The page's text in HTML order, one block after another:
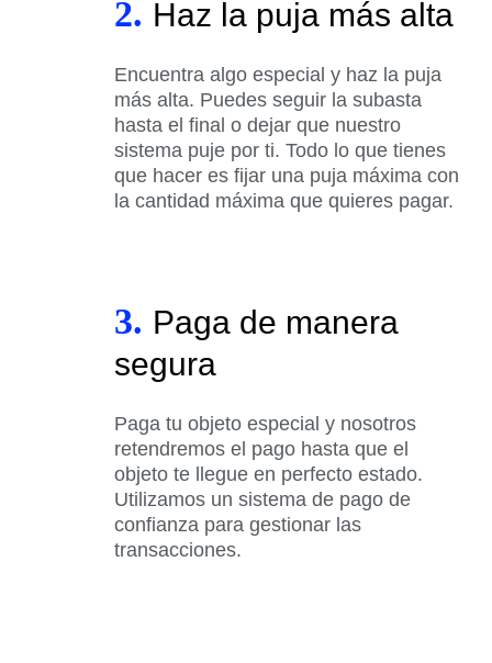
2. Haz la puja más alta
Encuentra algo especial y haz la puja
más alta. Puedes seguir la subasta
hasta el final o dejar que nuestro
sistema puje por ti. Todo lo que tienes
que hacer es fijar una puja máxima con
la cantidad máxima que quieres pagar.
3. Paga de manera
segura
Paga tu objeto especial y nosotros
retendremos el pago hasta que el
objeto te llegue en perfecto estado.
Utilizamos un sistema de pago de
confianza para gestionar las
transacciones.